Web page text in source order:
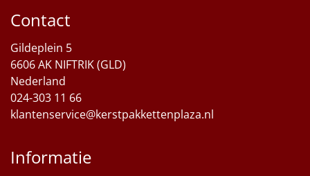
Sinterklaaspakketten
Particulier
Kerstgeschenken 2026
Relatiegeschenken
Cadeaubon
Contact
Gildeplein 5
6606 AK NIFTRIK (GLD)
Nederland
024-303 11 66
klantenservice@kerstpakkettenplaza.nl
Informatie